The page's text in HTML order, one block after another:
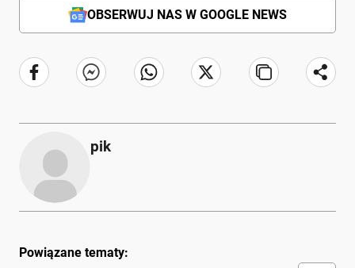
OBSERWUJ NAS W GOOGLE NEWS
pik
Powiązane tematy: